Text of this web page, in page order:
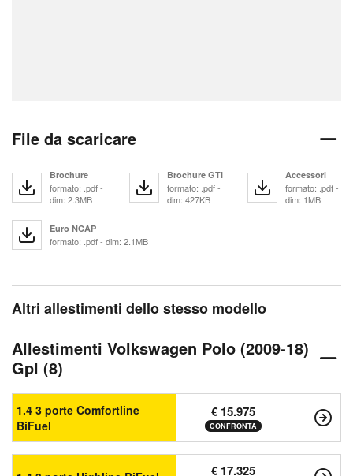
File da scaricare
Brochure
formato: .pdf -
dim: 2.3MB
Brochure GTI
formato: .pdf -
dim: 427KB
Accessori
formato: .pdf -
dim: 1MB
Euro NCAP
formato: .pdf - dim: 2.1MB
Altri allestimenti dello stesso modello
Allestimenti Volkswagen Polo (2009-18)
Gpl (8)
1.4 3 porte Comfortline
BiFuel
€ 15.975
CONFRONTA
€ 17.325